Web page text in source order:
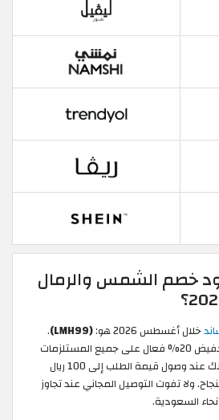
خصم الشمس والرمال
خلال أغسطس 2026 هو: (LMH99)
.
فعّل الكود لتحصل على تخفيض 20% فعال على جميع المستلزمات
الرياضية غير المخفضة، وذلك عند وصول قيمة الطلب إلى 100 ريال
ولا تفوت التوصيل المجاني عند تجاوز